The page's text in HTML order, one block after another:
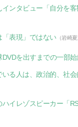
インタビュー「自分を
「表現」ではない （岩崎夏
を出すまでの一部始
いる人は、政治的、社
ハイレゾスピーカー「